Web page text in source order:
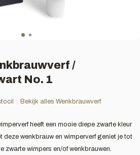
/
No. 1
Bekijk alles Wenkbrauwverf
heeft een mooie diepe zwarte kleur
deze wenkbrauw en wimperverf geniet je tot
zwarte wimpers en/of wenkbrauwen.